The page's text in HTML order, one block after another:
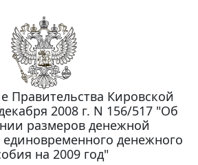
Правительства Кировской
2008 г. N 156/517 "Об
размеров денежной
денежного
на 2009 год"